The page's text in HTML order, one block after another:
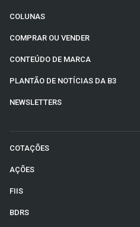
COLUNAS
COMPRAR OU VENDER
CONTEÚDO DE MARCA
PLANTÃO DE NOTÍCIAS DA B3
NEWSLETTERS
COTAÇÕES
AÇÕES
FIIS
BDRS